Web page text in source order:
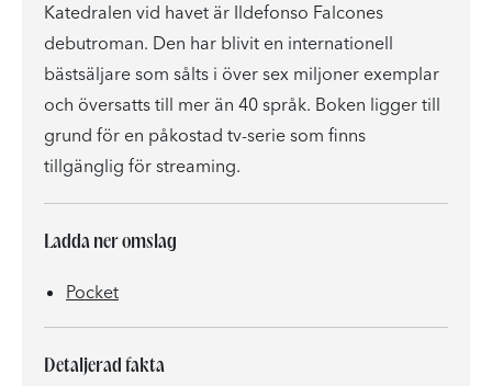
Katedralen vid havet är Ildefonso Falcones
debutroman. Den har blivit en internationell
bästsäljare som sålts i över sex miljoner exemplar
och översatts till mer än 40 språk. Boken ligger till
grund för en påkostad tv-serie som finns
tillgänglig för streaming.
Ladda ner omslag
Pocket
Detaljerad fakta